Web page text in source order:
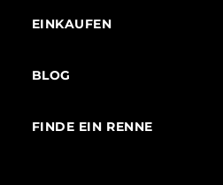
EINKAUFEN
BLOG
FINDE EIN RENNE